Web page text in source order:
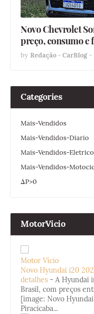
Novo Chevrolet
preço, consumo e
by Redação - CarBlog -
Categories
Mais-Vendidos
Mais-Vendidos-Diario
Mais-Vendidos-
Mais-Vendidos-
ΔP>0
MotorVicio
Motor Vício
Novo Hyundai i20
detalhes - A Hyundai
Brasil, com preços
[image: Novo
Piracicaba...